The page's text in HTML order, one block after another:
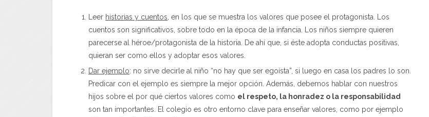
Leer historias y cuentos , en los que se muestra los valores que posee el protagonista. Los
cuentos son significativos, sobre todo en la época de la infancia. Los niños siempre quieren
parecerse al héroe/protagonista de la historia. De ahí que, si éste adopta conductas positivas,
quieran ser como ellos y adoptar esos valores.
Dar ejemplo: no sirve decirle al niño “no hay que ser egoísta”, si luego en casa los padres lo son.
Predicar con el ejemplo es siempre la mejor opción. Además, debemos hablar con nuestros
hijos sobre el por qué ciertos valores como el respeto, la honradez o la responsabilidad
son tan importantes. El colegio es otro entorno clave para enseñar valores, como por ejemplo